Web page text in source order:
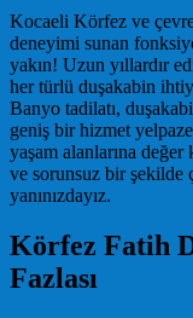
Kocaeli Körfez ve
deneyimi sunan
yakın! Uzun yıllardır
her türlü duşakabin
Banyo tadilatı,
geniş bir hizmet
yaşam alanlarına
ve sorunsuz bir şekilde
yanınızdayız.
Körfez Fatih
Fazlası